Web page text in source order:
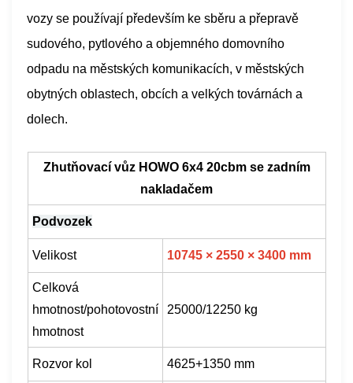
vozy se používají především ke sběru a přepravě
sudového, pytlového a objemného domovního
odpadu na městských komunikacích, v městských
obytných oblastech, obcích a velkých továrnách a
dolech.
Zhutňovací vůz HOWO 6x4 20cbm se zadním
nakladačem
Podvozek
Velikost 10745 × 2550 × 3400 mm
Celková
hmotnost/pohotovostní
hmotnost
25000/12250 kg
Rozvor kol 4625+1350 mm